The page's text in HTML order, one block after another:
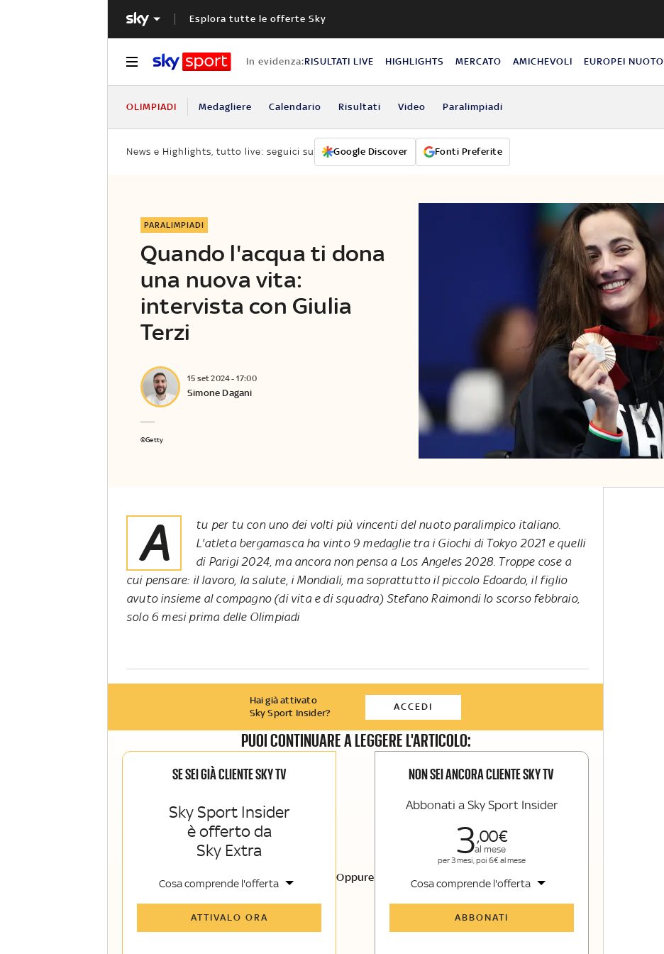
Esplora tutte le offerte Sky
In evidenza:RISULTATI LIVE HIGHLIGHTS MERCATO AMICHEVOLI EUROPEI NUOTO
OLIMPIADI Medagliere Calendario Risultati Video Paralimpiadi
News e Highlights, tutto live: seguici su Google Discover Fonti Preferite
Quando l'acqua ti dona
una nuova vita:
intervista con Giulia
Terzi
PARALIMPIADI
15 set 2024 - 17:00
Simone Dagani
©Getty
A
tu per tu con uno dei volti più vincenti del nuoto paralimpico italiano.
L'atleta bergamasca ha vinto 9 medaglie tra i Giochi di Tokyo 2021 e quelli
di Parigi 2024, ma ancora non pensa a Los Angeles 2028. Troppe cose a
cui pensare: il lavoro, la salute, i Mondiali, ma soprattutto il piccolo Edoardo, il figlio
avuto insieme al compagno (di vita e di squadra) Stefano Raimondi lo scorso febbraio,
solo 6 mesi prima delle Olimpiadi
Hai già attivato
Sky Sport Insider?
ACCEDI
PUOI CONTINUARE A LEGGERE L'ARTICOLO:
SE SEI GIÀ CLIENTE SKY TV
Sky Sport Insider
è offerto da
Sky Extra
Cosa comprende l'offerta
Sky TG24 Insider
ATTIVALO ORA
Oppure
NON SEI ANCORA CLIENTE SKY TV
Abbonati a Sky Sport Insider
300
al mese
per 3 mesi, poi 6€ al mese
Cosa comprende l'offerta
ABBONATI